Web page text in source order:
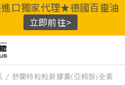
口獨家代理★德國百靈油
立即前往>
舒蘭特粒粒新膠囊(亞精胺)全素